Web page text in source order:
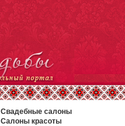
Свадебные салоны
Салоны красоты